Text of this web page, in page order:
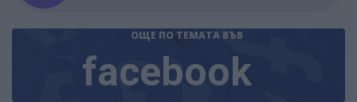
ОЩЕ ПО ТЕМАТА ВЪВ
facebook